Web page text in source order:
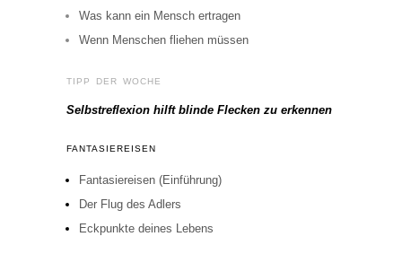
Was kann ein Mensch ertragen
Wenn Menschen fliehen müssen
TIPP DER WOCHE
Selbstreflexion hilft blinde Flecken zu erkennen
FANTASIEREISEN
Fantasiereisen (Einführung)
Der Flug des Adlers
Eckpunkte deines Lebens